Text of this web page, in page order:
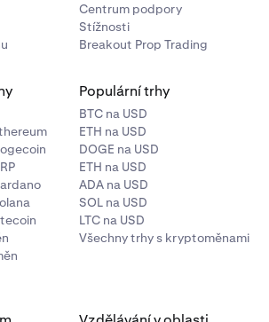
Centrum podpory
Stížnosti
Breakout Prop Trading
Populární trhy
BTC na USD
ETH na USD
DOGE na USD
ETH na USD
ADA na USD
SOL na USD
LTC na USD
Všechny trhy s kryptoměnami